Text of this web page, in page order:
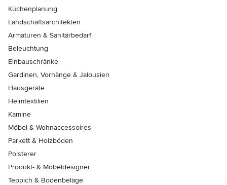
Küchenplanung
Landschaftsarchitekten
Armaturen & Sanitärbedarf
Beleuchtung
Einbauschränke
Gardinen, Vorhänge & Jalousien
Hausgeräte
Heimtextilien
Kamine
Möbel & Wohnaccessoires
Parkett & Holzböden
Polsterer
Produkt- & Möbeldesigner
Teppich & Bodenbeläge